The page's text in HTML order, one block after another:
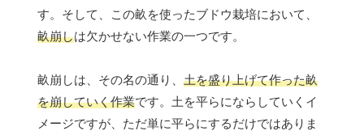
す。そして、この畝を使ったブドウ栽培において、
畝崩しは欠かせない作業の一つです。
畝崩しは、その名の通り、 土を盛り上げて作った畝
を崩していく作業です。土を平らにならしていくイ
メージですが、ただ単に平らにするだけではありま